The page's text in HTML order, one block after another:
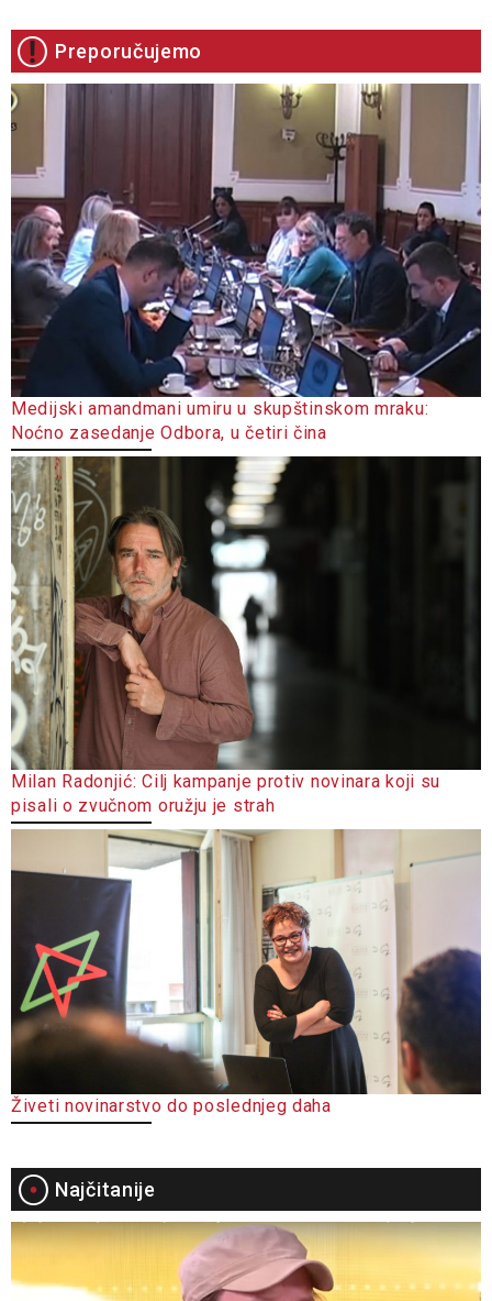
Preporučujemo
Medijski amandmani umiru u skupštinskom mraku:
Noćno zasedanje Odbora, u četiri čina
Milan Radonjić: Cilj kampanje protiv novinara koji su
pisali o zvučnom oružju je strah
Živeti novinarstvo do poslednjeg daha
Najčitanije